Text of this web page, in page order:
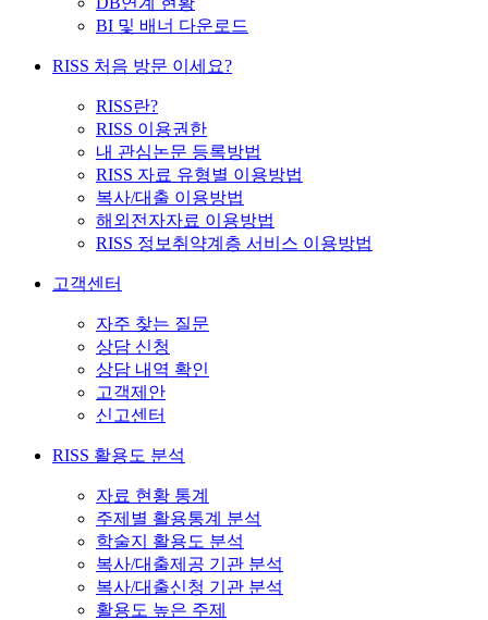
BI 및 배너 다운로드
RISS 처음 방문 이세요?
RISS란?
RISS 이용권한
내 관심논문 등록방법
RISS 자료 유형별 이용방법
복사/대출 이용방법
해외전자자료 이용방법
RISS 정보취약계층 서비스 이용방법
고객센터
자주 찾는 질문
상담 신청
상담 내역 확인
고객제안
신고센터
RISS 활용도 분석
자료 현황 통계
주제별 활용통계 분석
학술지 활용도 분석
복사/대출제공 기관 분석
복사/대출신청 기관 분석
활용도 높은 주제